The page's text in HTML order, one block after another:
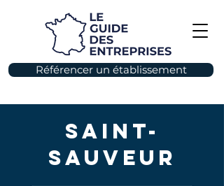
Référencer un établissement
Saint-
Sauveur